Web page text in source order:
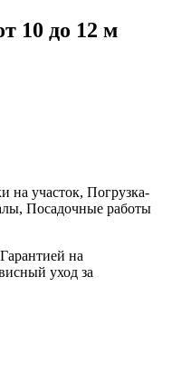
10 до 12 м
на участок, Погрузка-
Посадочные работы
на
уход за